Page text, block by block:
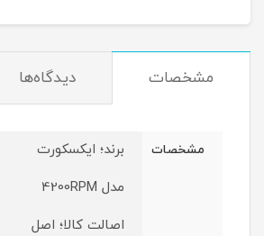
مشخصات دیدگاه‌ها
مشخصات
برند؛ ایکسکورت
مدل 4200RPM
اصالت کالا؛ اصل